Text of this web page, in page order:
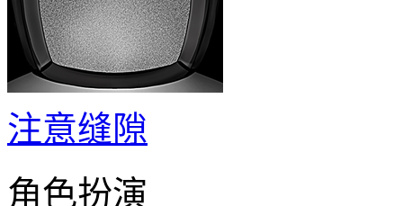
注意缝隙
角色扮演